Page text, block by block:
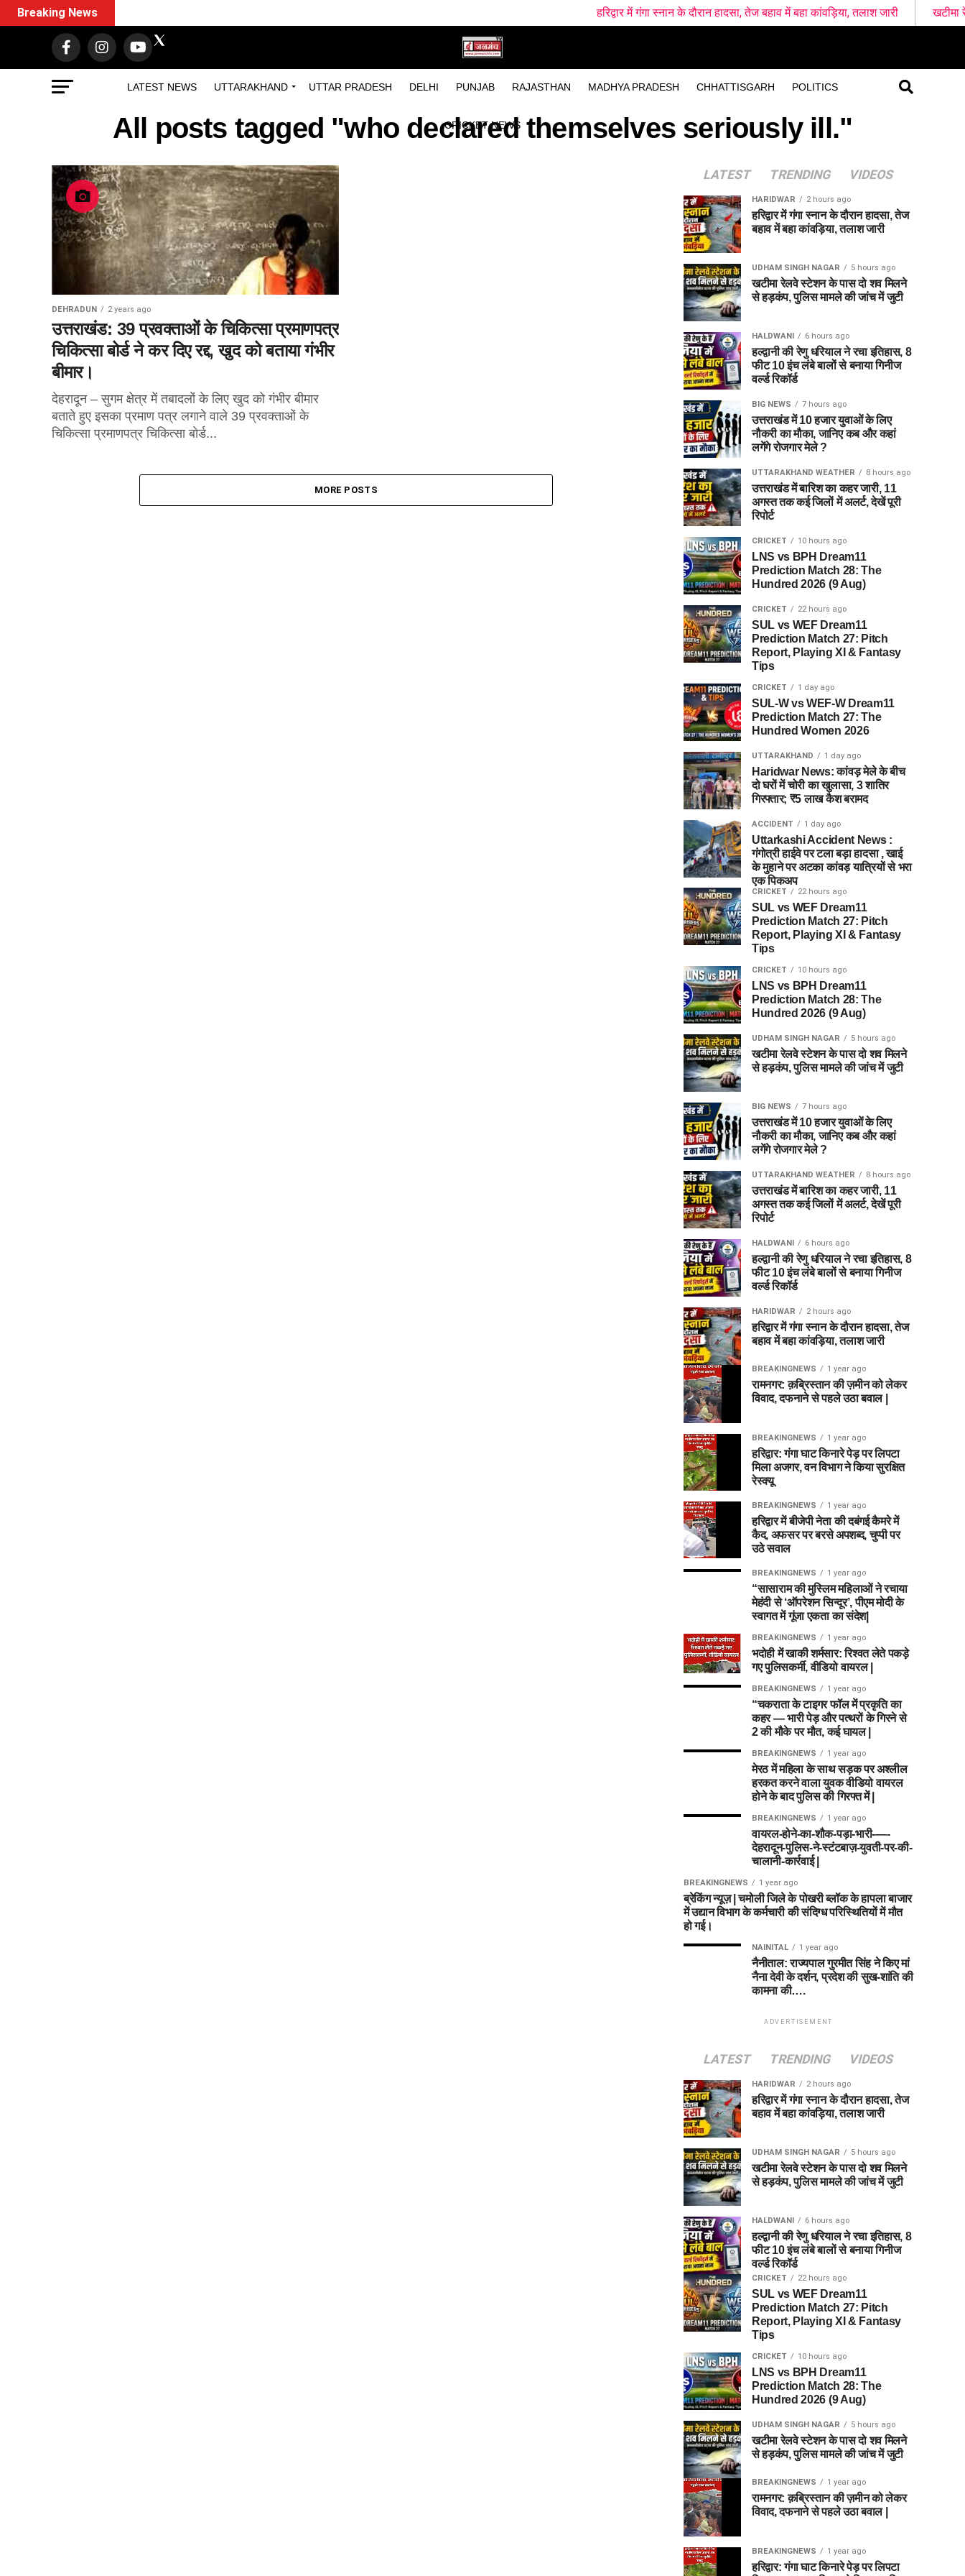
LATEST NEWS UTTARAKHAND UTTAR PRADESH DELHI PUNJAB RAJASTHAN MADHYA PRADESH CHHATTISGARH POLITICS
CRICKET NEWS
Breaking News हरिद्वार में गंगा स्नान के दौरान हादसा, तेज बहाव में बहा कांवड़िया, तलाश जारी खटीमा रेलवे स्टेशन के
All posts tagged "who declared themselves seriously ill."
DEHRADUN 2 years ago
उत्तराखंड: 39 प्रवक्ताओं के चिकित्सा प्रमाणपत्र
चिकित्सा बोर्ड ने कर दिए रद्द, खुद को बताया गंभीर
बीमार।
देहरादून – सुगम क्षेत्र में तबादलों के लिए खुद को गंभीर बीमार
बताते हुए इसका प्रमाण पत्र लगाने वाले 39 प्रवक्ताओं के
चिकित्सा प्रमाणपत्र चिकित्सा बोर्ड...
MORE POSTS
LATEST TRENDING VIDEOS
HARIDWAR 2 hours ago
हरिद्वार में गंगा स्नान के दौरान हादसा, तेज
बहाव में बहा कांवड़िया, तलाश जारी
UDHAM SINGH NAGAR 5 hours ago
खटीमा रेलवे स्टेशन के पास दो शव मिलने
से हड़कंप, पुलिस मामले की जांच में जुटी
HALDWANI 6 hours ago
हल्द्वानी की रेणु धरियाल ने रचा इतिहास, 8
फीट 10 इंच लंबे बालों से बनाया गिनीज
वर्ल्ड रिकॉर्ड
BIG NEWS 7 hours ago
उत्तराखंड में 10 हजार युवाओं के लिए
नौकरी का मौका, जानिए कब और कहां
लगेंगे रोजगार मेले ?
UTTARAKHAND WEATHER 8 hours ago
उत्तराखंड में बारिश का कहर जारी, 11
अगस्त तक कई जिलों में अलर्ट, देखें पूरी
रिपोर्ट
CRICKET 10 hours ago
LNS vs BPH Dream11
Prediction Match 28: The
Hundred 2026 (9 Aug)
CRICKET 22 hours ago
SUL vs WEF Dream11
Prediction Match 27: Pitch
Report, Playing XI & Fantasy
Tips
CRICKET 1 day ago
SUL-W vs WEF-W Dream11
Prediction Match 27: The
Hundred Women 2026
UTTARAKHAND 1 day ago
Haridwar News: कांवड़ मेले के बीच
दो घरों में चोरी का खुलासा, 3 शातिर
गिरफ्तार; ₹5 लाख कैश बरामद
ACCIDENT 1 day ago
Uttarkashi Accident News :
गंगोत्री हाईवे पर टला बड़ा हादसा , खाई
के मुहाने पर अटका कांवड़ यात्रियों से भरा
एक पिकअप
CRICKET 22 hours ago
SUL vs WEF Dream11
Prediction Match 27: Pitch
Report, Playing XI & Fantasy
Tips
CRICKET 10 hours ago
LNS vs BPH Dream11
Prediction Match 28: The
Hundred 2026 (9 Aug)
UDHAM SINGH NAGAR 5 hours ago
खटीमा रेलवे स्टेशन के पास दो शव मिलने
से हड़कंप, पुलिस मामले की जांच में जुटी
BIG NEWS 7 hours ago
उत्तराखंड में 10 हजार युवाओं के लिए
नौकरी का मौका, जानिए कब और कहां
लगेंगे रोजगार मेले ?
UTTARAKHAND WEATHER 8 hours ago
उत्तराखंड में बारिश का कहर जारी, 11
अगस्त तक कई जिलों में अलर्ट, देखें पूरी
रिपोर्ट
HALDWANI 6 hours ago
हल्द्वानी की रेणु धरियाल ने रचा इतिहास, 8
फीट 10 इंच लंबे बालों से बनाया गिनीज
वर्ल्ड रिकॉर्ड
HARIDWAR 2 hours ago
हरिद्वार में गंगा स्नान के दौरान हादसा, तेज
बहाव में बहा कांवड़िया, तलाश जारी
BREAKINGNEWS 1 year ago
रामनगर: क़ब्रिस्तान की ज़मीन को लेकर
विवाद, दफनाने से पहले उठा बवाल |
BREAKINGNEWS 1 year ago
हरिद्वार: गंगा घाट किनारे पेड़ पर लिपटा
मिला अजगर, वन विभाग ने किया सुरक्षित
रेस्क्यू
BREAKINGNEWS 1 year ago
हरिद्वार में बीजेपी नेता की दबंगई कैमरे में
कैद, अफसर पर बरसे अपशब्द, चुप्पी पर
उठे सवाल
BREAKINGNEWS 1 year ago
“सासाराम की मुस्लिम महिलाओं ने रचाया
मेहंदी से ‘ऑपरेशन सिन्दूर’, पीएम मोदी के
स्वागत में गूंजा एकता का संदेश|
BREAKINGNEWS 1 year ago
भदोही में खाकी शर्मसार: रिश्वत लेते पकड़े
गए पुलिसकर्मी, वीडियो वायरल |
BREAKINGNEWS 1 year ago
“चकराता के टाइगर फॉल में प्रकृति का
कहर — भारी पेड़ और पत्थरों के गिरने से
2 की मौके पर मौत, कई घायल |
BREAKINGNEWS 1 year ago
मेरठ में महिला के साथ सड़क पर अश्लील
हरकत करने वाला युवक वीडियो वायरल
होने के बाद पुलिस की गिरफ्त में |
BREAKINGNEWS 1 year ago
वायरल-होने-का-शौक-पड़ा-भारी-—-
देहरादून-पुलिस-ने-स्टंटबाज़-युवती-पर-की-
चालानी-कार्रवाई |
BREAKINGNEWS 1 year ago
ब्रेकिंग न्यूज़ | चमोली जिले के पोखरी ब्लॉक के हापला बाजार
में उद्यान विभाग के कर्मचारी की संदिग्ध परिस्थितियों में मौत
हो गई।
NAINITAL 1 year ago
नैनीताल: राज्यपाल गुरमीत सिंह ने किए मां
नैना देवी के दर्शन, प्रदेश की सुख-शांति की
कामना की….
ADVERTISEMENT
LATEST TRENDING VIDEOS
HARIDWAR 2 hours ago
हरिद्वार में गंगा स्नान के दौरान हादसा, तेज
बहाव में बहा कांवड़िया, तलाश जारी
UDHAM SINGH NAGAR 5 hours ago
खटीमा रेलवे स्टेशन के पास दो शव मिलने
से हड़कंप, पुलिस मामले की जांच में जुटी
HALDWANI 6 hours ago
हल्द्वानी की रेणु धरियाल ने रचा इतिहास, 8
फीट 10 इंच लंबे बालों से बनाया गिनीज
वर्ल्ड रिकॉर्ड
CRICKET 22 hours ago
SUL vs WEF Dream11
Prediction Match 27: Pitch
Report, Playing XI & Fantasy
Tips
CRICKET 10 hours ago
LNS vs BPH Dream11
Prediction Match 28: The
Hundred 2026 (9 Aug)
UDHAM SINGH NAGAR 5 hours ago
खटीमा रेलवे स्टेशन के पास दो शव मिलने
से हड़कंप, पुलिस मामले की जांच में जुटी
BREAKINGNEWS 1 year ago
रामनगर: क़ब्रिस्तान की ज़मीन को लेकर
विवाद, दफनाने से पहले उठा बवाल |
BREAKINGNEWS 1 year ago
हरिद्वार: गंगा घाट किनारे पेड़ पर लिपटा